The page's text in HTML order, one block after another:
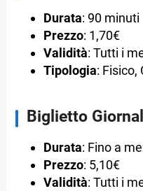
Durata: 90 minuti
Prezzo: 1,70€
Validità: Tutti i
Tipologia: Fisico,
Biglietto
Durata: Fino a
Prezzo: 5,10€
Validità: Tutti i